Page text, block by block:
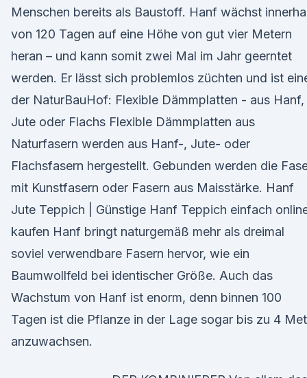
Menschen bereits als Baustoff. Hanf wächst
von 120 Tagen auf eine Höhe von gut vier Metern
heran – und kann somit zwei Mal im Jahr geerntet
werden. Er lässt sich problemlos züchten und ist
der NaturBauHof: Flexible Dämmplatten - aus Hanf,
Jute oder Flachs Flexible Dämmplatten aus
Naturfasern werden aus Hanf-, Jute- oder
Flachsfasern hergestellt. Gebunden werden die
mit Kunstfasern oder Fasern aus Maisstärke. Hanf
Jute Teppich | Günstige Hanf Teppich einfach
kaufen Hanf bringt naturgemäß mehr als dreimal
soviel verwendbare Fasern hervor, wie ein
Baumwollfeld bei identischer Größe. Auch das
Wachstum von Hanf ist enorm, denn binnen 100
Tagen ist die Pflanze in der Lage sogar bis zu 4
anzuwachsen.